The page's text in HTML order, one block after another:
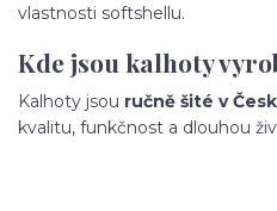
vlastnosti softshellu.
Kde jsou kalhoty
Kalhoty jsou ručně šité v
kvalitu, funkčnost a dlouhou